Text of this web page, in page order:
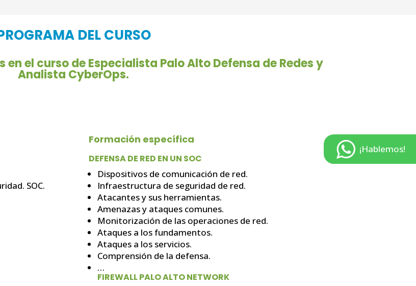
DEL CURSO
el curso de Especialista Palo Alto Defensa de Redes y
Analista CyberOps.
SOC.
Formación específica
DEFENSA DE RED EN UN SOC
Dispositivos de comunicación de red.
Infraestructura de seguridad de red.
Atacantes y sus herramientas.
Amenazas y ataques comunes.
Monitorización de las operaciones de red.
Ataques a los fundamentos.
Ataques a los servicios.
Comprensión de la defensa.
…
FIREWALL PALO ALTO NETWORK
¡Hablemos!